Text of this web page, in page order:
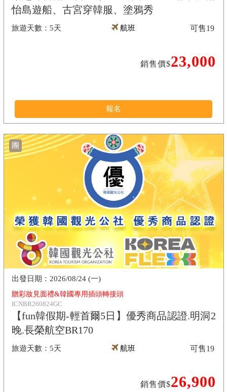
怡島遊船、古宮穿韓服、塗鴉秀
5天 航班
銷售價$23,000
可售19
報名
團
贈彩妝見面禮&韓國專用插頭轉接頭
ICNBR260824GC
【fun韓假期-輕首爾5日】優秀商品認證.明洞2
晚.長榮航空BR170
5天
2026/08/24 (一)
航班
銷售價$26,900
可售19